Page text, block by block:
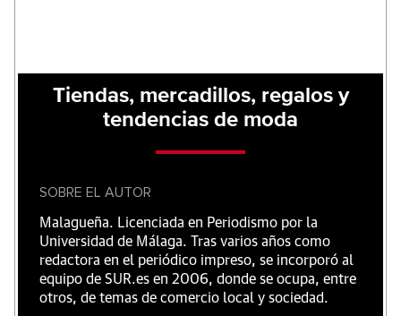
Tiendas, mercadillos, regalos y
tendencias de moda
SOBRE EL AUTOR
Malagueña. Licenciada en Periodismo por la
Universidad de Málaga. Tras varios años como
redactora en el periódico impreso, se incorporó al
equipo de SUR.es en 2006, donde se ocupa, entre
otros, de temas de comercio local y sociedad.